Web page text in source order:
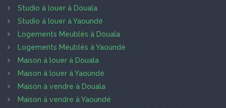
Studio à louer à Douala
Studio à louer à Yaoundé
Logements Meublés à Douala
Logements Meublés à Yaoundé
Maison à louer à Douala
Maison à louer à Yaoundé
Maison à vendre à Douala
Maison à vendre à Yaoundé